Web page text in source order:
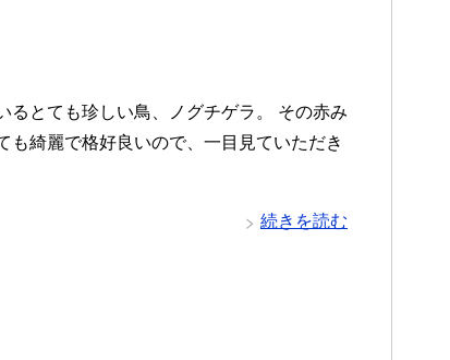
るとても珍しい鳥、ノグチゲラ。 その赤み
も綺麗で格好良いので、一目見ていただき
続きを読む